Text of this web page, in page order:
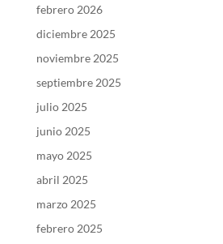
febrero 2026
diciembre 2025
noviembre 2025
septiembre 2025
julio 2025
junio 2025
mayo 2025
abril 2025
marzo 2025
febrero 2025